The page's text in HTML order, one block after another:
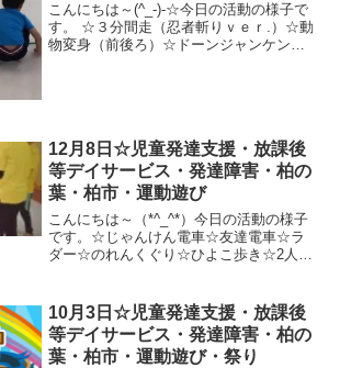
こんにちは～(^_-)-☆今日の活動の様子で
す。 ☆３分間走（忍者斬りｖｅｒ.）☆動
物変身（前後ろ）☆ドーンジャンケン
12月8日☆児童発達支援・放課後
等デイサービス・発達障害・柏の
葉・柏市・運動遊び
こんにちは～（*^_^*）今日の活動の様子
です。☆じゃんけん電車☆友達電車☆ラ
ダー☆のれんくぐり☆ひよこ歩き☆2人で
凹ワニ歩き☆トランポリン☆小波ジャン
プまた楽しく運...
10月3日☆児童発達支援・放課後
等デイサービス・発達障害・柏の
葉・柏市・運動遊び・祭り